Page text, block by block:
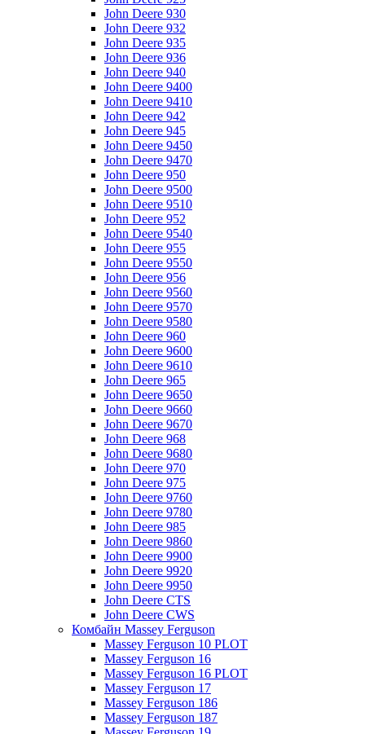
John Deere 930
John Deere 932
John Deere 935
John Deere 936
John Deere 940
John Deere 9400
John Deere 9410
John Deere 942
John Deere 945
John Deere 9450
John Deere 9470
John Deere 950
John Deere 9500
John Deere 9510
John Deere 952
John Deere 9540
John Deere 955
John Deere 9550
John Deere 956
John Deere 9560
John Deere 9570
John Deere 9580
John Deere 960
John Deere 9600
John Deere 9610
John Deere 965
John Deere 9650
John Deere 9660
John Deere 9670
John Deere 968
John Deere 9680
John Deere 970
John Deere 975
John Deere 9760
John Deere 9780
John Deere 985
John Deere 9860
John Deere 9900
John Deere 9920
John Deere 9950
John Deere CTS
John Deere CWS
Комбайн Massey Ferguson
Massey Ferguson 10 PLOT
Massey Ferguson 16
Massey Ferguson 16 PLOT
Massey Ferguson 17
Massey Ferguson 186
Massey Ferguson 187